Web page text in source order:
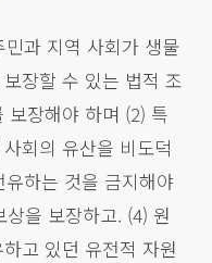
과 지역 사회가 생물
장할 수 있는 법적 조
보장해야 하며 (2) 특
회의 유산을 비도덕
하는 것을 금지해야
을 보장하고. (4) 원
고 있던 유전적 자원